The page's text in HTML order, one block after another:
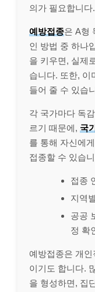
의가 필요합니다.
예방접종은 A형
인 방법 중 하나
을 키우면, 실제
습니다. 또한, 이
들어 줄 수 있습
각 국가마다 독
르기 때문에, 국
를 통해 자신에
접종할 수 있습
접종
지역
공공
정 확
예방접종은 개
이기도 합니다.
을 형성하면, 집